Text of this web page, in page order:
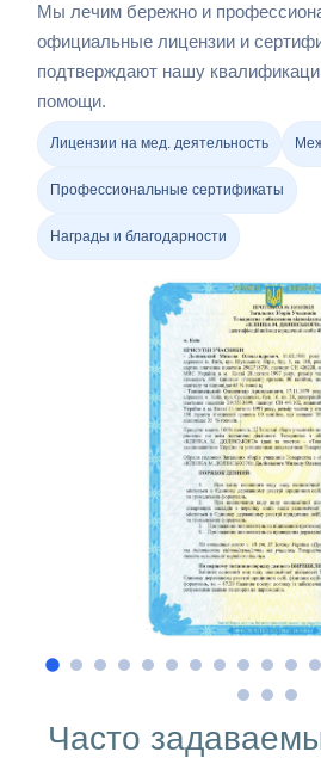
Мы лечим бережно и
официальные лицензии и
подтверждают нашу
помощи.
Лицензии на мед. деятельность
Профессиональные сертификаты
Награды и благодарности
Часто задаваем